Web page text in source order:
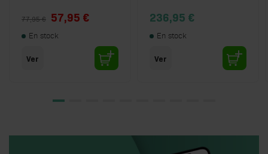
77,95 € Special Price
57,95 €
En stock
Ver
236,95 €
En stock
Ver